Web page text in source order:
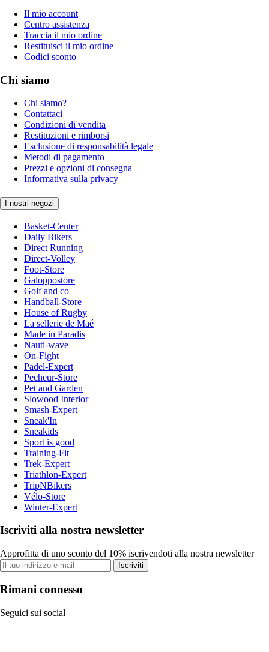
Il mio account
Centro assistenza
Traccia il mio ordine
Restituisci il mio ordine
Codici sconto
Chi siamo
Chi siamo?
Contattaci
Condizioni di vendita
Restituzioni e rimborsi
Esclusione di responsabilità legale
Metodi di pagamento
Prezzi e opzioni di consegna
Informativa sulla privacy
I nostri negozi
Basket-Center
Daily Bikers
Direct Running
Direct-Volley
Foot-Store
Galoppostore
Golf and co
Handball-Store
House of Rugby
La sellerie de Maé
Made in Paradis
Nauti-wave
On-Fight
Padel-Expert
Pecheur-Store
Pet and Garden
Slowood Interior
Smash-Expert
Sneak'In
Sneakids
Sport is good
Training-Fit
Trek-Expert
Triathlon-Expert
TripNBikers
Vélo-Store
Winter-Expert
Iscriviti alla nostra newsletter
Approfitta di uno sconto del 10% iscrivendoti alla nostra newsletter
Iscriviti
Rimani connesso
Seguici sui social